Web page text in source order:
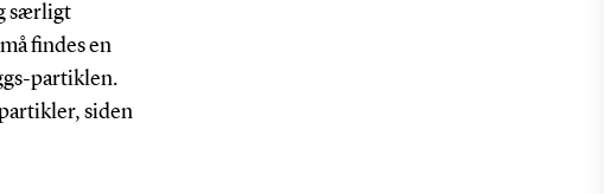
særligt
findes en
partiklen.
siden